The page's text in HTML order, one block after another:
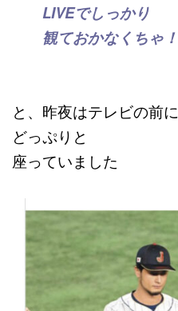
LIVEでしっかり
観ておかなくちゃ！
と、昨夜はテレビの前に
どっぷりと
座っていました